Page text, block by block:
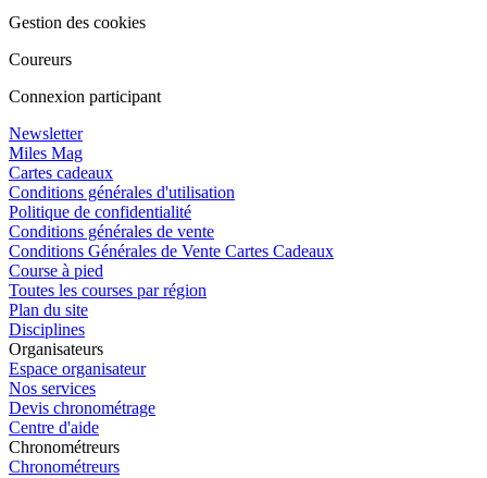
Gestion des cookies
Coureurs
Connexion participant
Newsletter
Miles Mag
Cartes cadeaux
Conditions générales d'utilisation
Politique de confidentialité
Conditions générales de vente
Conditions Générales de Vente Cartes Cadeaux
Course à pied
Toutes les courses par région
Plan du site
Disciplines
Organisateurs
Espace organisateur
Nos services
Devis chronométrage
Centre d'aide
Chronométreurs
Chronométreurs